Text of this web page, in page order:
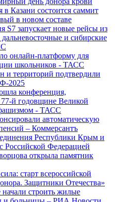
в Казани состоится саммит
в новом составе
S7 запускает новые рейсы из
и сибирские
онлайн-платформу для
школьников - ТАСС
и территорий подтвердили
2025
конференция,
й годовщине Великой
- ТАСС
автоматическую
– Коммерсантъ
Республики Крым и
Российской Федерацией
открыла памятник
старт всероссийской
Защитники Отечества»
строить жилые